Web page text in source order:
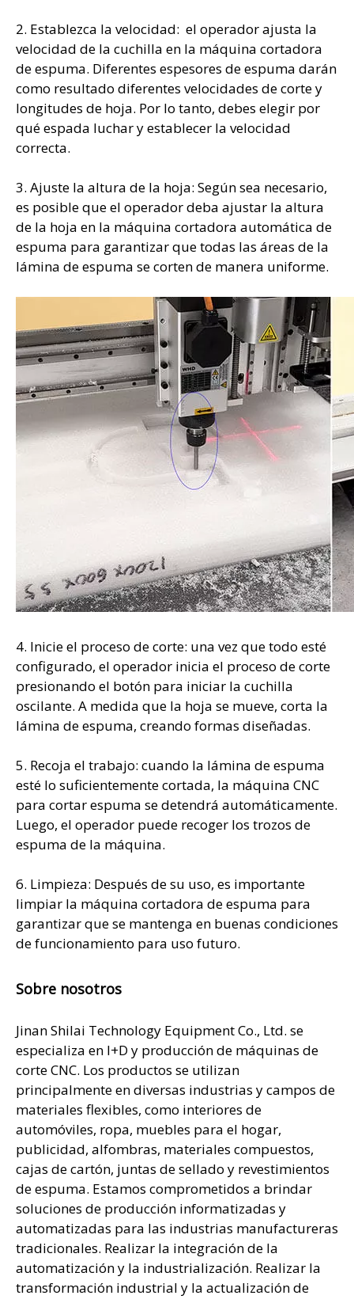
2. Establezca la velocidad: el operador ajusta la
velocidad de la cuchilla en la máquina cortadora
de espuma. Diferentes espesores de espuma darán
como resultado diferentes velocidades de corte y
longitudes de hoja. Por lo tanto, debes elegir por
qué espada luchar y establecer la velocidad
correcta.
3. Ajuste la altura de la hoja: Según sea necesario,
es posible que el operador deba ajustar la altura
de la hoja en la máquina cortadora automática de
espuma para garantizar que todas las áreas de la
lámina de espuma se corten de manera uniforme.
4. Inicie el proceso de corte: una vez que todo esté
configurado, el operador inicia el proceso de corte
presionando el botón para iniciar la cuchilla
oscilante. A medida que la hoja se mueve, corta la
lámina de espuma, creando formas diseñadas.
5. Recoja el trabajo: cuando la lámina de espuma
esté lo suficientemente cortada, la máquina CNC
para cortar espuma se detendrá automáticamente.
Luego, el operador puede recoger los trozos de
espuma de la máquina.
6. Limpieza: Después de su uso, es importante
limpiar la máquina cortadora de espuma para
garantizar que se mantenga en buenas condiciones
de funcionamiento para uso futuro.
Sobre nosotros
Jinan Shilai Technology Equipment Co., Ltd. se
especializa en I+D y producción de máquinas de
corte CNC. Los productos se utilizan
principalmente en diversas industrias y campos de
materiales flexibles, como interiores de
automóviles, ropa, muebles para el hogar,
publicidad, alfombras, materiales compuestos,
cajas de cartón, juntas de sellado y revestimientos
de espuma. Estamos comprometidos a brindar
soluciones de producción informatizadas y
automatizadas para las industrias manufactureras
tradicionales. Realizar la integración de la
automatización y la industrialización. Realizar la
transformación industrial y la actualización de